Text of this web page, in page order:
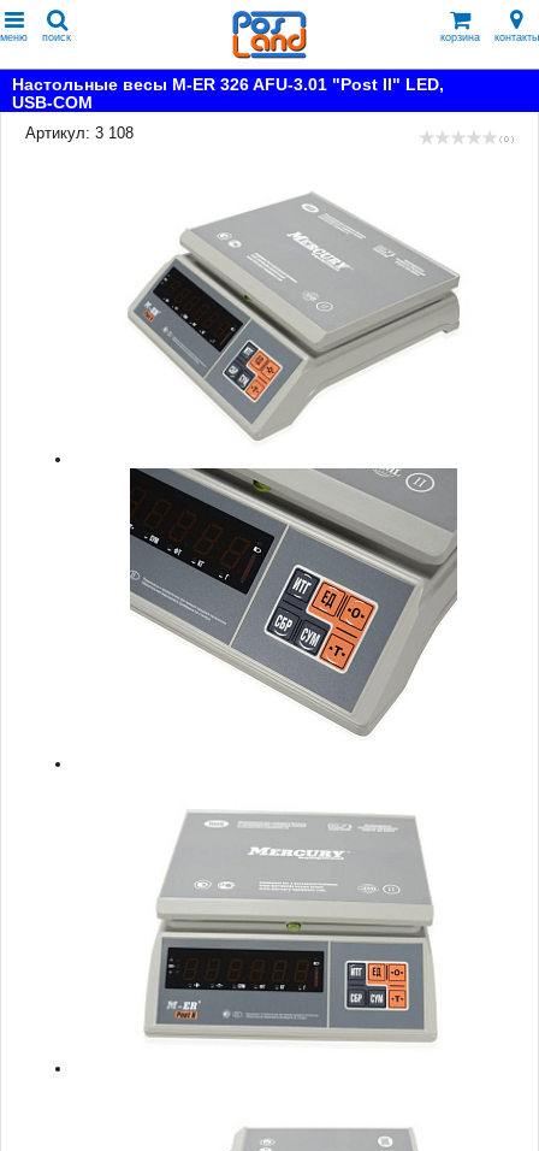
меню поиск корзина контакты
Настольные весы M-ER 326 AFU-3.01 "Post II" LED,
USB-COM
Артикул: 3 108
( 0 )